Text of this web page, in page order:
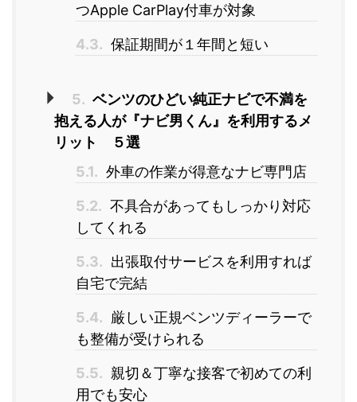
つApple CarPlay付車が対象
4.3. 保証期間が１年間と短い
5. ベンツのひどい純正ナビで不満を
抱える人が『ナビ男くん』を利用するメ
リット ５選
5.1. 外車の作業が得意なナビ専門店
5.2. 不具合があってもしっかり対応
してくれる
5.3. 出張取付サービスを利用すれば
自宅で完結
5.4. 厳しい正規ベンツディーラーで
も整備が受けられる
5.5. 親切＆丁寧な接客で初めての利
用でも安心